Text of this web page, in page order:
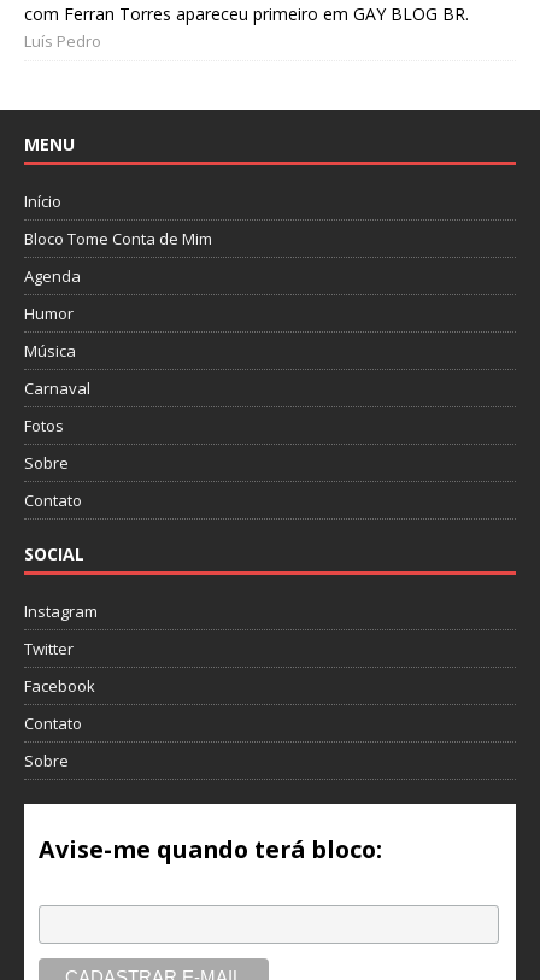
com Ferran Torres apareceu primeiro em GAY BLOG BR.
Luís Pedro
MENU
Início
Bloco Tome Conta de Mim
Agenda
Humor
Música
Carnaval
Fotos
Sobre
Contato
SOCIAL
Instagram
Twitter
Facebook
Contato
Sobre
Avise-me quando terá bloco: